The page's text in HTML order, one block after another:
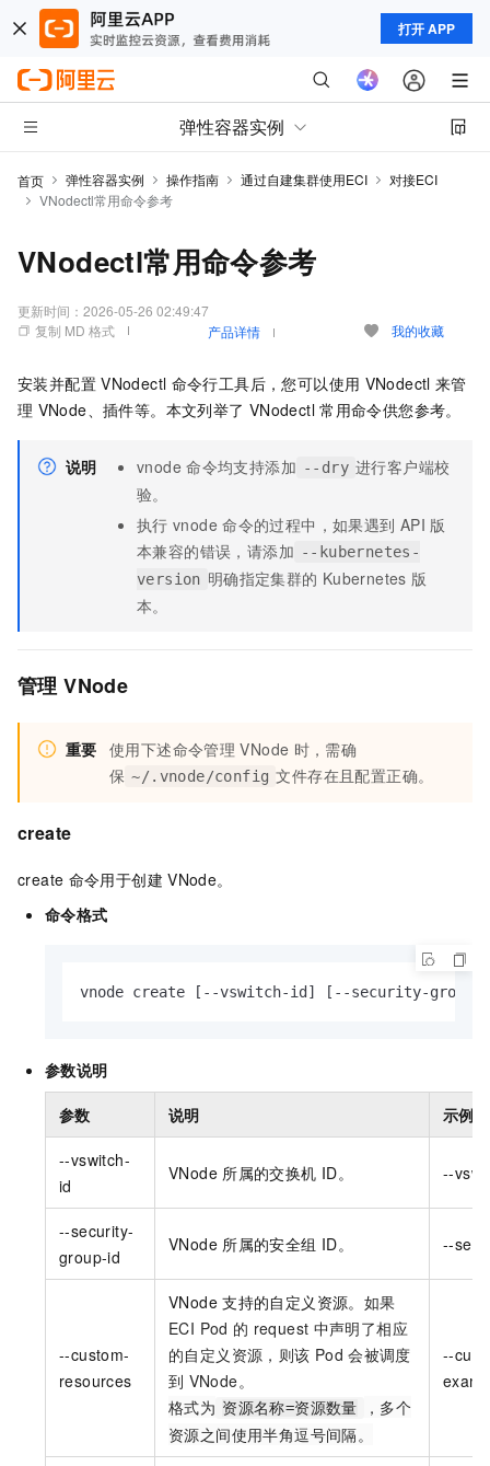
打开 APP
弹性容器实例
首页 弹性容器实例 操作指南 通过自建集群使用ECI
对接ECI
VNodectl常用命令参考
VNodectl常用命令参考
更新时间： 2026-05-26 02:49:47
复制 MD 格式
产品详情 我的收藏
安装并配置 VNodectl 命令行工具后，您可以使用 VNodectl 来管
理 VNode、插件等。本文列举了 VNodectl 常用命令供您参考。
说明 vnode 命令均支持添加 --dry 进行客户端校
验。
执行 vnode 命令的过程中，如果遇到 API 版
本兼容的错误，请添加 --kubernetes-
version 明确指定集群的 Kubernetes 版
本。
管理 VNode
重要 使用下述命令管理 VNode 时，需确
保 ~/.vnode/config 文件存在且配置正确。
create
create 命令用于创建 VNode。
命令格式
vnode create [--vswitch-id] [--security-
参数说明
参数 说明 示例
--vswitch-
id
VNode 所属的交换机 ID。 --
--security-
group-id
VNode 所属的安全组 ID。 --
--custom-
resources
VNode 支持的自定义资源。 如果
ECI Pod 的 request 中声明了相应
的自定义资源，则该 Pod 会被调度
到 VNode。
格式为 资源名称=资源数量
，多个
资源之间使用半角逗号间隔。
--